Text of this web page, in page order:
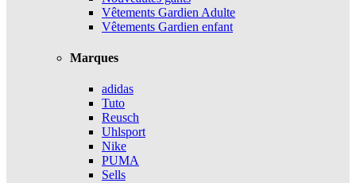
Vêtements Gardien Adulte
Vêtements Gardien enfant
Marques
adidas
Tuto
Reusch
Uhlsport
Nike
PUMA
Sells